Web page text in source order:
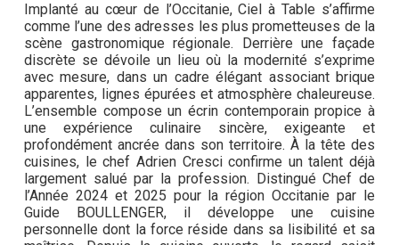
Implanté au cœur de l’Occitanie, Ciel à Table s’affirme
comme l’une des adresses les plus prometteuses de la
scène gastronomique régionale. Derrière une façade
discrète se dévoile un lieu où la modernité s’exprime
avec mesure, dans un cadre élégant associant brique
apparentes, lignes épurées et atmosphère chaleureuse.
L’ensemble compose un écrin contemporain propice à
une expérience culinaire sincère, exigeante et
profondément ancrée dans son territoire. À la tête des
cuisines, le chef Adrien Cresci confirme un talent déjà
largement salué par la profession. Distingué Chef de
l’Année 2024 et 2025 pour la région Occitanie par le
Guide BOULLENGER, il développe une cuisine
personnelle dont la force réside dans sa lisibilité et sa